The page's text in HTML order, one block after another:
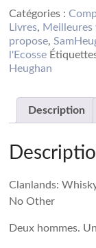
Catégories :
Livres,
propose,
l'Ecosse
Heughan
Description
Clanlands:
No Other
Deux hommes.